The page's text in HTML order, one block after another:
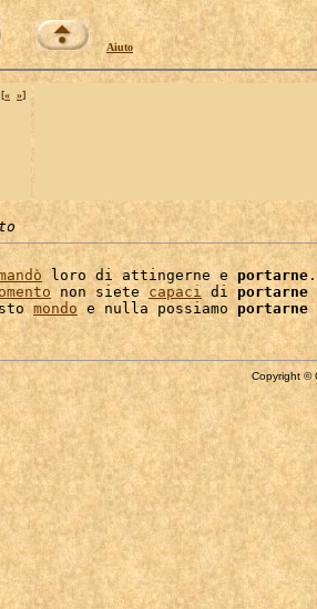
Aiuto
[« »]
loro di attingerne e portarne
non siete capaci di portarne
mondo e nulla possiamo portarne
Copyright ©